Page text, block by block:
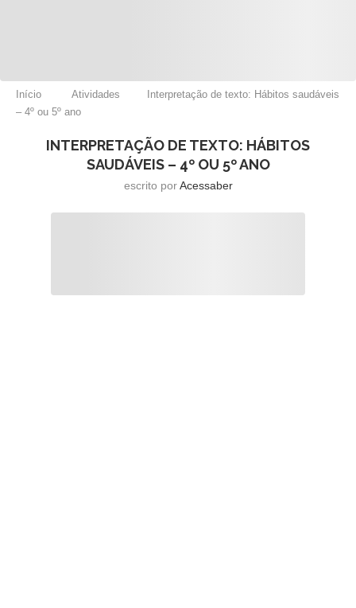
Início Atividades
Interpretação de texto: Hábitos saudáveis
– 4º ou 5º ano
INTERPRETAÇÃO DE TEXTO: HÁBITOS
SAUDÁVEIS – 4º OU 5º ANO
escrito porAcessaber